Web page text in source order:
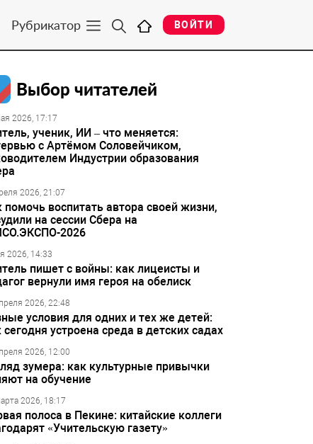
Рубрикатор ВОЙТИ
Выбор читателей
2026, 17:17
ученик, ИИ – что меняется:
с Артёмом Соловейчиком,
Индустрии образования
2026, 21:07
помочь воспитать автора своей жизни,
на сессии Сбера на
2026
2026, 14:33
пишет с войны: как лицеисты и
вернули имя героя на обелиск
2026, 22:48
условия для одних и тех же детей:
сегодня устроена среда в детских садах
2026, 12:00
зумера: как культурные привычки
на обучение
2026, 18:17
полоса в Пекине: китайские коллеги
«Учительскую газету»